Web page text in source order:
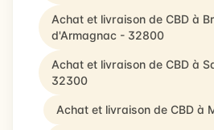
Achat et livraison de CBD à
d'Armagnac - 32800
Achat et livraison de CBD à
32300
Achat et livraison de CBD à